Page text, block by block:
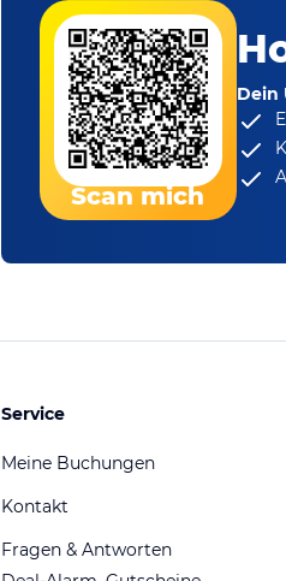
Scan mich
Dein
Service
Meine Buchungen
Kontakt
Fragen & Antworten